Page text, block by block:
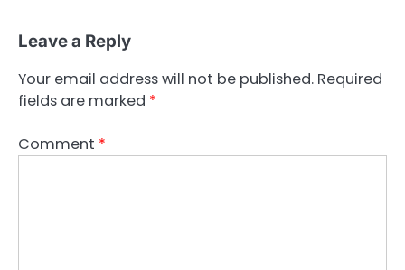
Leave a Reply
Your email address will not be published. Required
fields are marked *
Comment *